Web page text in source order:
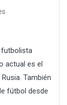
futbolista
actual es el
También
fútbol desde